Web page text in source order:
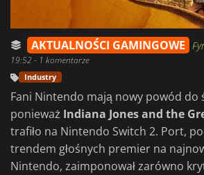
AKTUALNOŚCI GAMINGOWE
19:52 - 1 komentarze
Industry
Fani Nintendo mają nowy powód do
ponieważ Indiana Jones and the
trafiło na Nintendo Switch 2. Port,
trendem głośnych premier na
Nintendo, zaimponował zarówno